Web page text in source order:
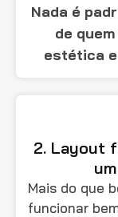
Nada é
de
estética
2. Layout
Mais do que
funcionar